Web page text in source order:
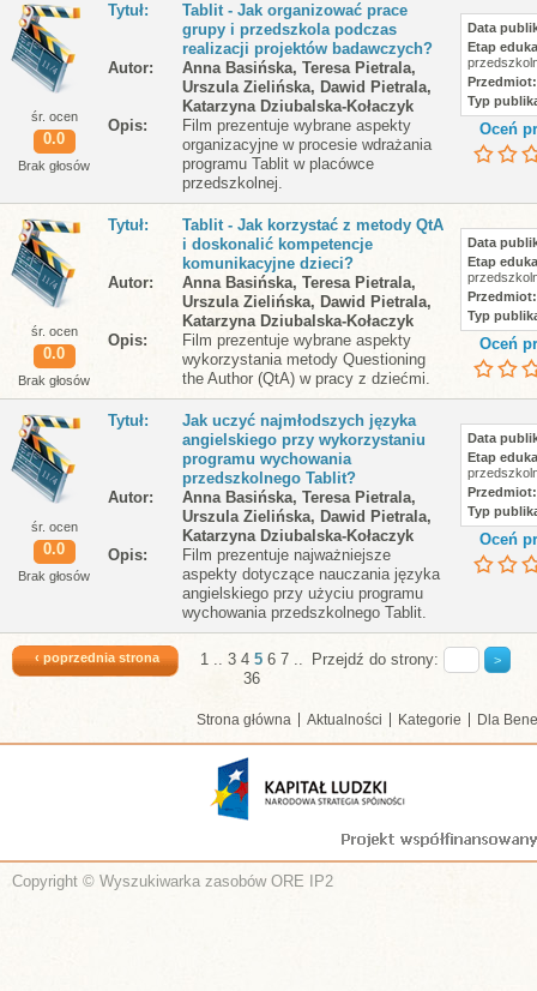
śr. ocen
0.0
Brak głosów
Tytuł
Tablit - Jak organizować prace
grupy i przedszkola podczas
realizacji projektów badawczych?
Autor
Anna Basińska, Teresa Pietrala,
Urszula Zielińska, Dawid Pietrala,
Katarzyna Dziubalska-Kołaczyk
Opis
Film prezentuje wybrane aspekty
organizacyjne w procesie wdrażania
programu Tablit w placówce
przedszkolnej.
Data
Etap
Przedmiot
Typ
Oceń
śr. ocen
0.0
Brak głosów
Tytuł
Tablit - Jak korzystać z metody QtA
i doskonalić kompetencje
komunikacyjne dzieci?
Autor
Anna Basińska, Teresa Pietrala,
Urszula Zielińska, Dawid Pietrala,
Katarzyna Dziubalska-Kołaczyk
Opis
Film prezentuje wybrane aspekty
wykorzystania metody Questioning
the Author (QtA) w pracy z dziećmi.
Data
Etap
Przedmiot
Typ
Oceń
śr. ocen
0.0
Brak głosów
Tytuł
Jak uczyć najmłodszych języka
angielskiego przy wykorzystaniu
programu wychowania
przedszkolnego Tablit?
Autor
Anna Basińska, Teresa Pietrala,
Urszula Zielińska, Dawid Pietrala,
Katarzyna Dziubalska-Kołaczyk
Opis
Film prezentuje najważniejsze
aspekty dotyczące nauczania języka
angielskiego przy użyciu programu
wychowania przedszkolnego Tablit.
Data
Etap
Przedmiot
Typ
Oceń
‹ poprzednia strona 1 .. 3 4 5 6 7 ..
36
Przejdź do strony:
Strona główna Aktualności Kategorie Dla
Copyright © Wyszukiwarka zasobów ORE IP2